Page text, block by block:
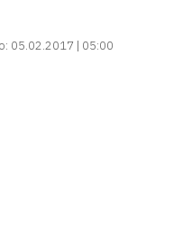
05.02.2017 | 05:00